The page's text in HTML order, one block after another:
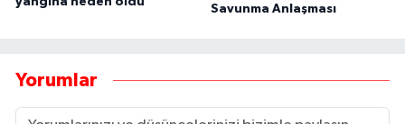
Savunma Anlaşması
Yorumlar